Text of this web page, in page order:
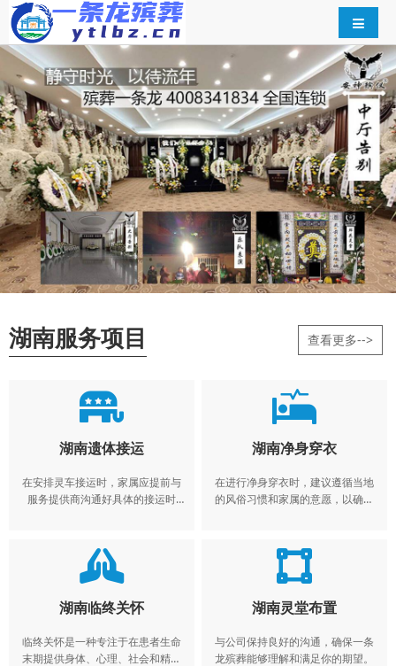
湖南服务项目 查看更多-->
湖南遗体接运
在安排灵车接运时，家属应提前与
服务提供商沟通好具体的接运时
湖南净身穿衣
在进行净身穿衣时，建议遵循当地
的风俗习惯和家属的意愿，以确保
湖南临终关怀
临终关怀是一种专注于在患者生命
末期提供身体、心理、社会和精神
湖南灵堂布置
与公司保持良好的沟通，确保一条
龙殡葬能够理解和满足你的期望。